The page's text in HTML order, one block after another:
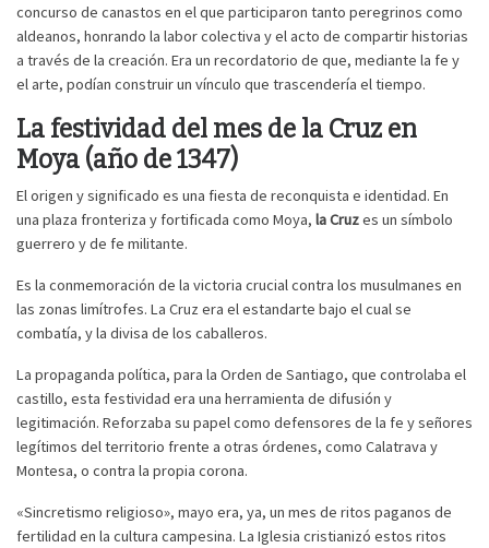
concurso de canastos en el que participaron tanto peregrinos como
aldeanos, honrando la labor colectiva y el acto de compartir historias
a través de la creación. Era un recordatorio de que, mediante la fe y
el arte, podían construir un vínculo que trascendería el tiempo.
La festividad del mes de la Cruz en
Moya (año de 1347)
El origen y significado es una fiesta de reconquista e identidad. En
una plaza fronteriza y fortificada como Moya, la Cruzes un símbolo
guerrero y de fe militante.
Es la conmemoración de la victoria crucial contra los musulmanes en
las zonas limítrofes. La Cruz era el estandarte bajo el cual se
combatía, y la divisa de los caballeros.
La propaganda política, para la Orden de Santiago, que controlaba el
castillo, esta festividad era una herramienta de difusión y
legitimación. Reforzaba su papel como defensores de la fe y señores
legítimos del territorio frente a otras órdenes, como Calatrava y
Montesa, o contra la propia corona.
«Sincretismo religioso», mayo era, ya, un mes de ritos paganos de
fertilidad en la cultura campesina. La Iglesia cristianizó estos ritos